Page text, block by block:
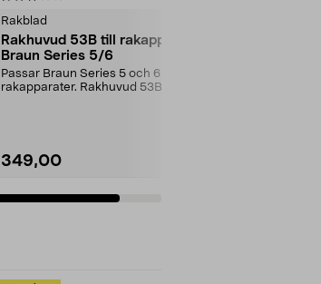
Rakblad
Rakhuvud 53B till rakapparat
Braun Series 5/6
Passar Braun Series 5 och 6
rakapparater. Rakhuvud 53B –
349,00